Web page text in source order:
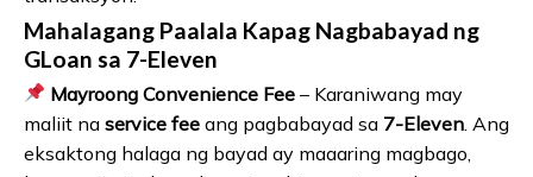
Mahalagang Paalala Kapag Nagbabayad ng
GLoan sa 7-Eleven
Mayroong Convenience Fee – Karaniwang may
maliit na service fee ang pagbabayad sa 7-Eleven . Ang
eksaktong halaga ng bayad ay maaaring magbago,